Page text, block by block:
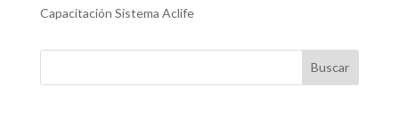
Capacitación Sistema Aclife